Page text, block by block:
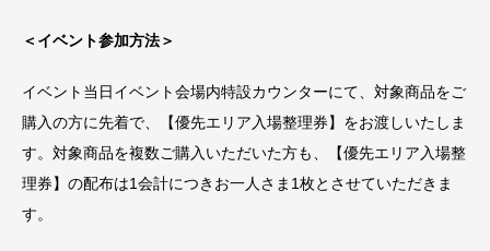
＜イベント参加方法＞
イベント当日イベント会場内特設カウンターにて、対象商品をご
購入の方に先着で、【優先エリア入場整理券】をお渡しいたしま
す。対象商品を複数ご購入いただいた方も、【優先エリア入場整
理券】の配布は1会計につきお一人さま1枚とさせていただきま
す。